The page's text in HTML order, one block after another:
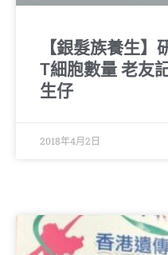
【銀髮族養生
T細胞數量 老友
生仔
2018年4月2日